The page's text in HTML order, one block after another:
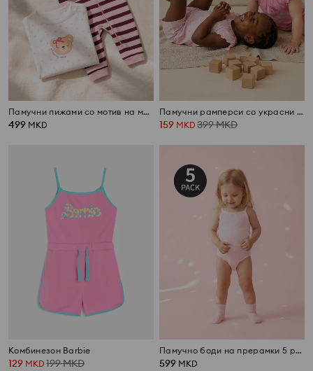
Памучни пижами со мотив на меченце 2 pack
499 MKD
Памучни рамперси со украсни волани 2 pack
159 MKD 399MKD
Комбинезон Barbie
129 MKD 199MKD
Памучно боди на прерамки 5 pack
599 MKD